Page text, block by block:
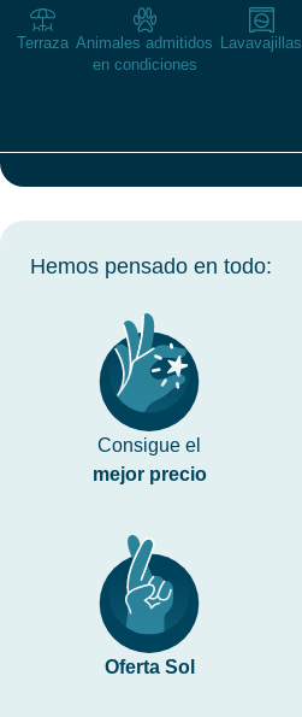
Terraza Animales admitidos
en condiciones
Lavavajillas
Hemos pensado en todo:
Consigue el
mejor precio
Oferta Sol